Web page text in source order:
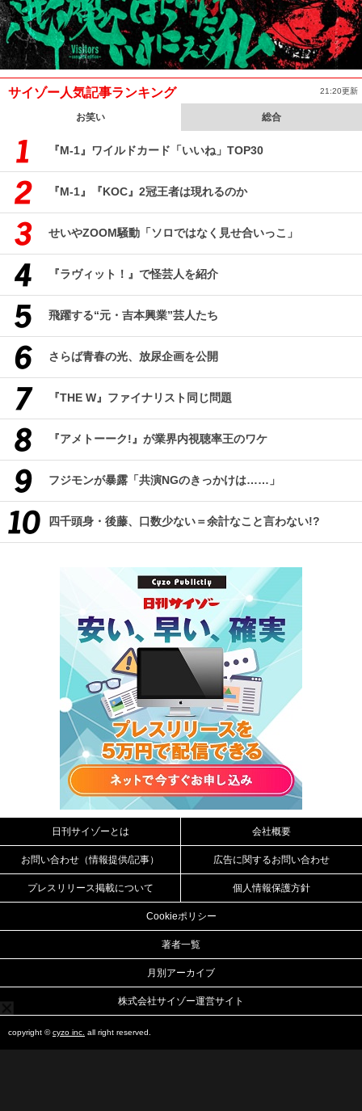
サイゾー人気記事ランキング 21:20更新
お笑い 総合
『M-1』ワイルドカード「いいね」TOP30
『M-1』『KOC』2冠王者は現れるのか
せいやZOOM騒動「ソロではなく見せ合いっこ」
『ラヴィット！』で怪芸人を紹介
飛躍する“元・吉本興業”芸人たち
さらば青春の光、放尿企画を公開
『THE W』ファイナリスト同じ問題
『アメトーーク!』が業界内視聴率王のワケ
フジモンが暴露「共演NGのきっかけは……」
四千頭身・後藤、口数少ない＝余計なこと言わない!?
日刊サイゾーとは 会社概要
お問い合わせ（情報提供/記事） 広告に関するお問い合わせ
プレスリリース掲載について 個人情報保護方針
Cookieポリシー
著者一覧
月別アーカイブ
株式会社サイゾー運営サイト
copyright ©cyzo inc. all right reserved.